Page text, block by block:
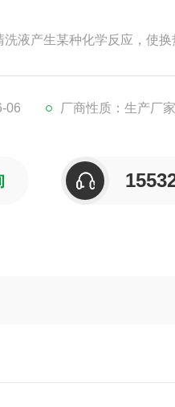
液产生某种化学反应，使
06 厂商性质：生产厂家